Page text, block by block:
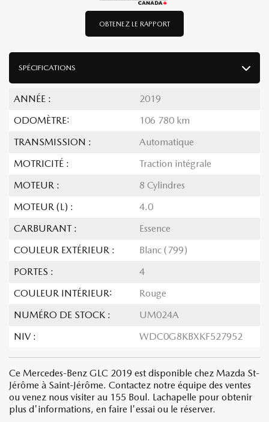
OBTENEZ LE RAPPORT
SPÉCIFICATIONS
ANNÉE :
2019
ODOMÈTRE:
106 780 km
TRANSMISSION :
Automatique
MOTRICITÉ :
Traction intégrale
MOTEUR :
8 Cylindres
MOTEUR (L) :
4.0
CARBURANT :
Essence
COULEUR EXTÉRIEUR :
Blanc (799)
PORTES :
4
COULEUR INTÉRIEUR:
Rouge
NUMÉRO DE STOCK :
UM024A
NIV :
WDC0G8KBXKF527952
Ce Mercedes-Benz GLC 2019 est disponible chez Mazda St-
Jérôme à Saint-Jérôme. Contactez notre équipe des ventes
ou venez nous visiter au 155 Boul. Lachapelle pour obtenir
plus d'informations, en faire l'essai ou le réserver.